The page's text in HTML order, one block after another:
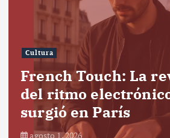
Cultura
French Touch: La
del ritmo
surgió en París
agosto 1, 2026